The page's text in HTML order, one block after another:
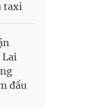
taxi
Lai
đầu